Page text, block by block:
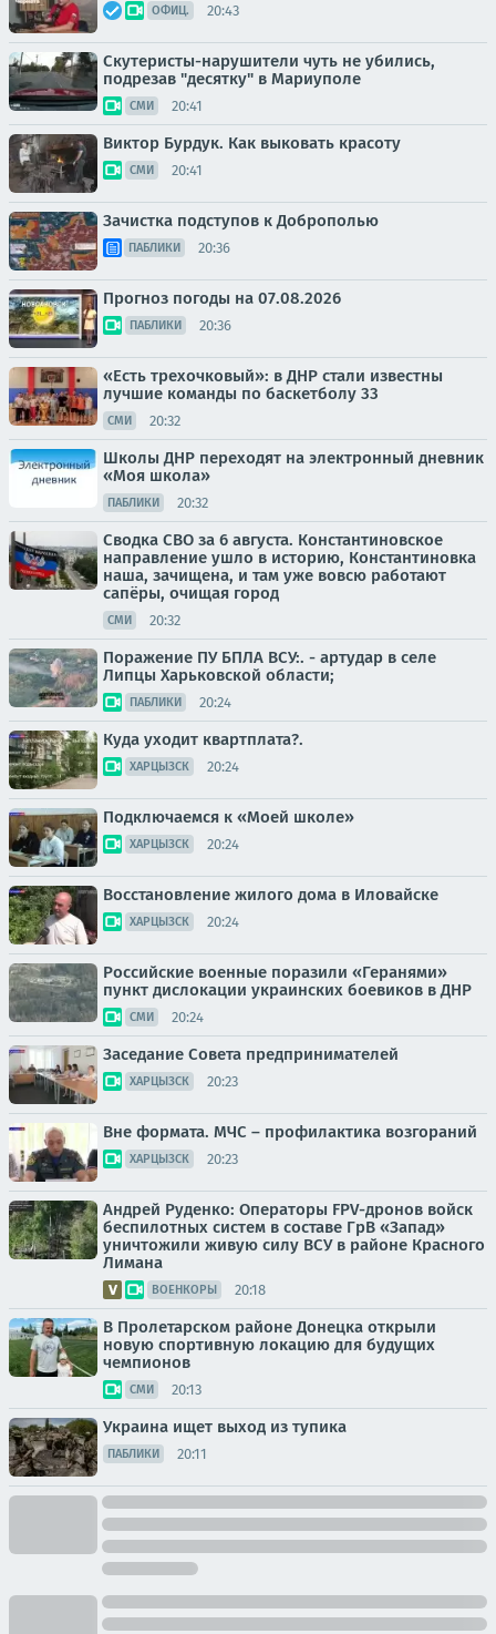
ОФИЦ. 20:43
Скутеристы-нарушители чуть не убились,
подрезав "десятку" в Мариуполе
СМИ 20:41
Виктор Бурдук. Как выковать красоту
СМИ 20:41
Зачистка подступов к Доброполью
ПАБЛИКИ 20:36
Прогноз погоды на 07.08.2026
ПАБЛИКИ 20:36
«Есть трехочковый»: в ДНР стали известны
лучшие команды по баскетболу 33
СМИ 20:32
Школы ДНР переходят на электронный дневник
«Моя школа»
ПАБЛИКИ 20:32
Сводка СВО за 6 августа. Константиновское
направление ушло в историю, Константиновка
наша, зачищена, и там уже вовсю работают
сапёры, очищая город
СМИ 20:32
Поражение ПУ БПЛА ВСУ:. - артудар в селе
Липцы Харьковской области;
ПАБЛИКИ 20:24
Куда уходит квартплата?.
ХАРЦЫЗСК 20:24
Подключаемся к «Моей школе»
ХАРЦЫЗСК 20:24
Восстановление жилого дома в Иловайске
ХАРЦЫЗСК 20:24
Российские военные поразили «Геранями»
пункт дислокации украинских боевиков в ДНР
СМИ 20:24
Заседание Совета предпринимателей
ХАРЦЫЗСК 20:23
Вне формата. МЧС – профилактика возгораний
ХАРЦЫЗСК 20:23
Андрей Руденко: Операторы FPV-дронов войск
беспилотных систем в составе ГрВ «Запад»
уничтожили живую силу ВСУ в районе Красного
Лимана
ВОЕНКОРЫ 20:18
В Пролетарском районе Донецка открыли
новую спортивную локацию для будущих
чемпионов
СМИ 20:13
Украина ищет выход из тупика
ПАБЛИКИ 20:11